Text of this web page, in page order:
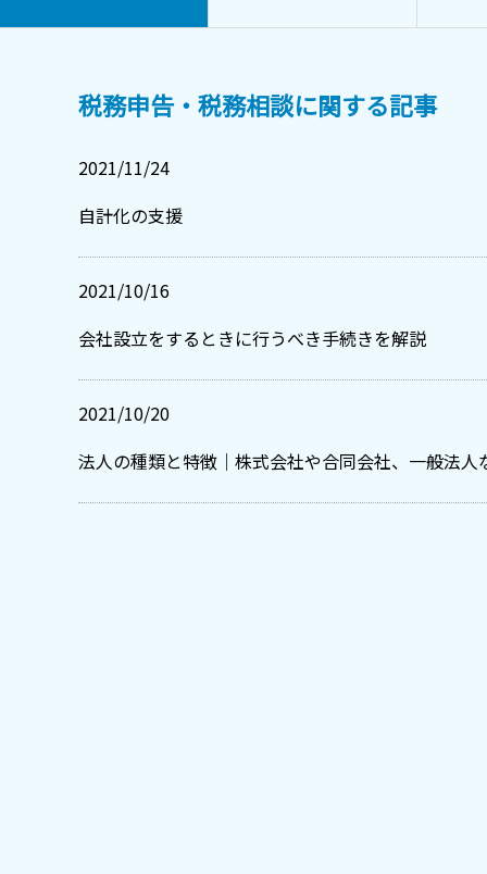
税務申告・税務相談に関する記事
2021/11/24
自計化の支援
2021/10/16
会社設立をするときに行うべき手続きを解説
2021/10/20
法人の種類と特徴｜株式会社や合同会社、一般法人